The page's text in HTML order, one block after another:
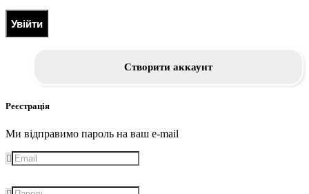
Увійти
Створити аккаунт
Реєстрація
Ми відправимо пароль на ваш e-mail